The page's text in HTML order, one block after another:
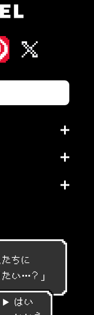
たちに
た い…？ 」
はい